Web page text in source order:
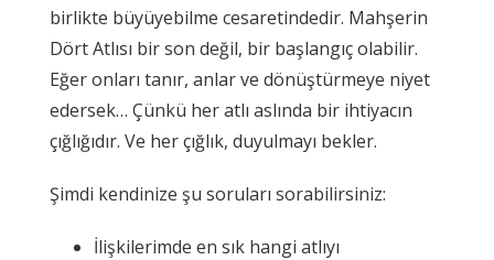
birlikte büyüyebilme cesaretindedir. Mahşerin
Dört Atlısı bir son değil, bir başlangıç olabilir.
Eğer onları tanır, anlar ve dönüştürmeye niyet
edersek… Çünkü her atlı aslında bir ihtiyacın
çığlığıdır. Ve her çığlık, duyulmayı bekler.
Şimdi kendinize şu soruları sorabilirsiniz:
İlişkilerimde en sık hangi atlıyı